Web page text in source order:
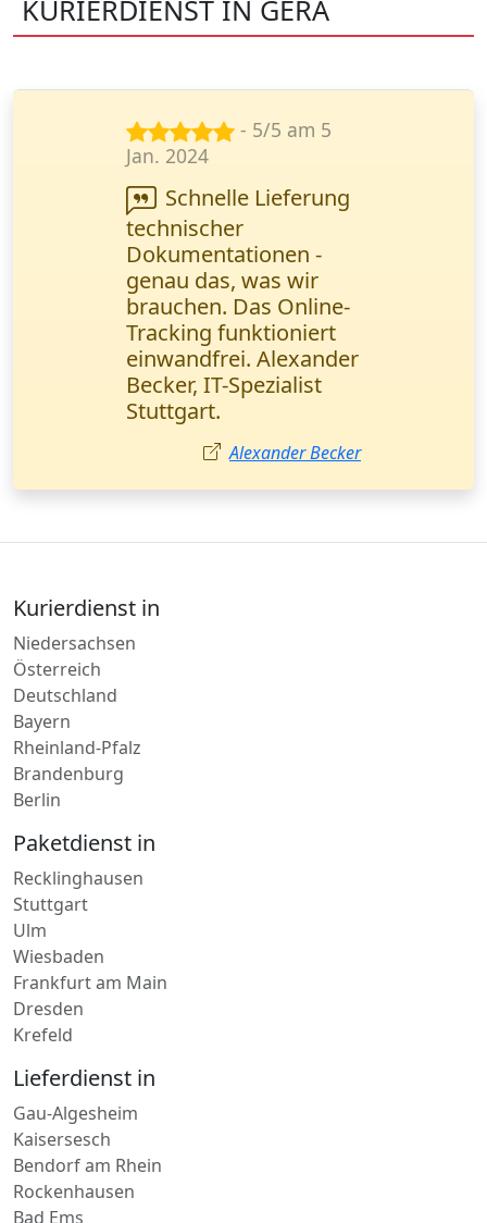
KURIERDIENST IN GERA
- 5/5 am 8
März 2024
Wir arbeiten seit
einem Jahr zusammen.
Keine Beanstandungen
nur positive
Erfahrungen. Danke
für den hochwertigen
Service! Viktor Novak,
Geschäftsführer
(Nürnberg).
Viktor Novak
Kurierdienst in
Niedersachsen
Österreich
Deutschland
Bayern
Rheinland-Pfalz
Brandenburg
Berlin
Paketdienst in
Recklinghausen
Stuttgart
Ulm
Wiesbaden
Frankfurt am Main
Dresden
Krefeld
Lieferdienst in
Gau-Algesheim
Kaisersesch
Bendorf am Rhein
Rockenhausen
Bad Ems